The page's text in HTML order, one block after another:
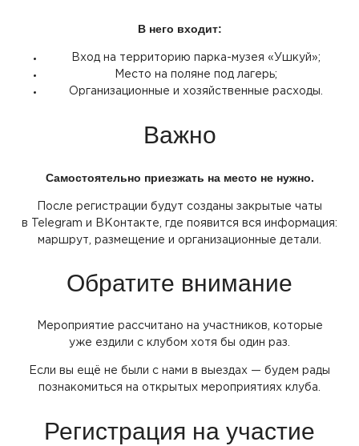
В него входит:
Вход на территорию парка-музея «Ушкуй»;
Место на поляне под лагерь;
Организационные и хозяйственные расходы.
Важно
Самостоятельно приезжать на место не нужно.
После регистрации будут созданы закрытые чаты
в Telegram и ВКонтакте, где появится вся информация:
маршрут, размещение и организационные детали.
Обратите внимание
Мероприятие рассчитано на участников, которые
уже ездили с клубом хотя бы один раз.
Если вы ещё не были с нами в выездах — будем рады
познакомиться на открытых мероприятиях клуба.
Регистрация на участие